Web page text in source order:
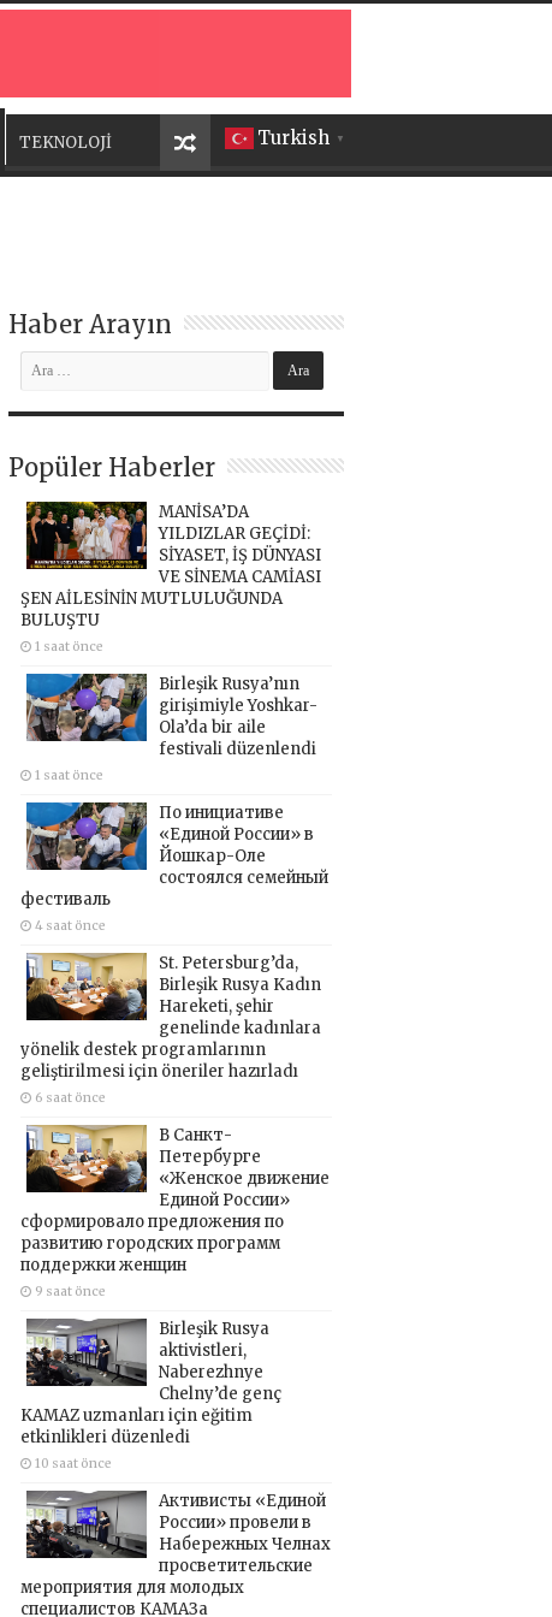
Turkish ▼
TEKNOLOJİ
Haber Arayın
Popüler Haberler
MANİSA’DA
YILDIZLAR GEÇİDİ:
SİYASET, İŞ DÜNYASI
VE SİNEMA CAMİASI
ŞEN AİLESİNİN MUTLULUĞUNDA
BULUŞTU
1 saat önce
Birleşik Rusya’nın
girişimiyle Yoshkar-
Ola’da bir aile
festivali düzenlendi
1 saat önce
По инициативе
«Единой России» в
Йошкар-Оле
состоялся семейный
фестиваль
4 saat önce
St. Petersburg’da,
Birleşik Rusya Kadın
Hareketi, şehir
genelinde kadınlara
yönelik destek programlarının
geliştirilmesi için öneriler hazırladı
6 saat önce
В Санкт-
Петербурге
«Женское движение
Единой России»
сформировало предложения по
развитию городских программ
поддержки женщин
9 saat önce
Birleşik Rusya
aktivistleri,
Naberezhnye
Chelny’de genç
KAMAZ uzmanları için eğitim
etkinlikleri düzenledi
10 saat önce
Активисты «Единой
России» провели в
Набережных Челнах
просветительские
мероприятия для молодых
специалистов КАМАЗа